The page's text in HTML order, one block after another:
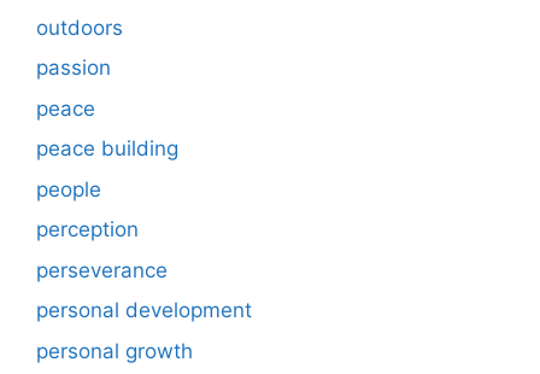
outdoors
passion
peace
peace building
people
perception
perseverance
personal development
personal growth